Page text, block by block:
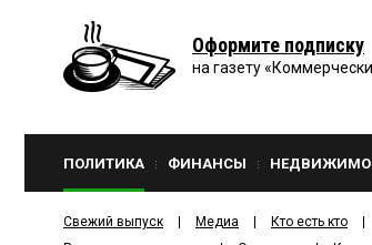
Оформите подписку
на газету
ПОЛИТИКА ФИНАНСЫ
Свежий выпуск Медиа Кто есть кто